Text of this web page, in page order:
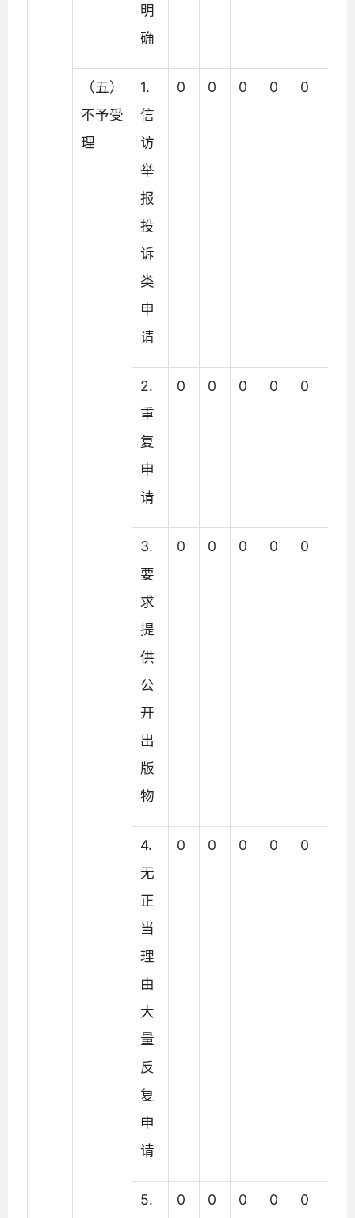
明
确
（五）
不予受
理
1.
信
访
举
报
投
诉
类
申
请
0 0 0 0 0
2.
重
复
申
请
0 0 0 0 0
3.
要
求
提
供
公
开
出
版
物
0 0 0 0 0
4.
无
正
当
理
由
大
量
反
复
申
请
0 0 0 0 0
5. 0 0 0 0 0